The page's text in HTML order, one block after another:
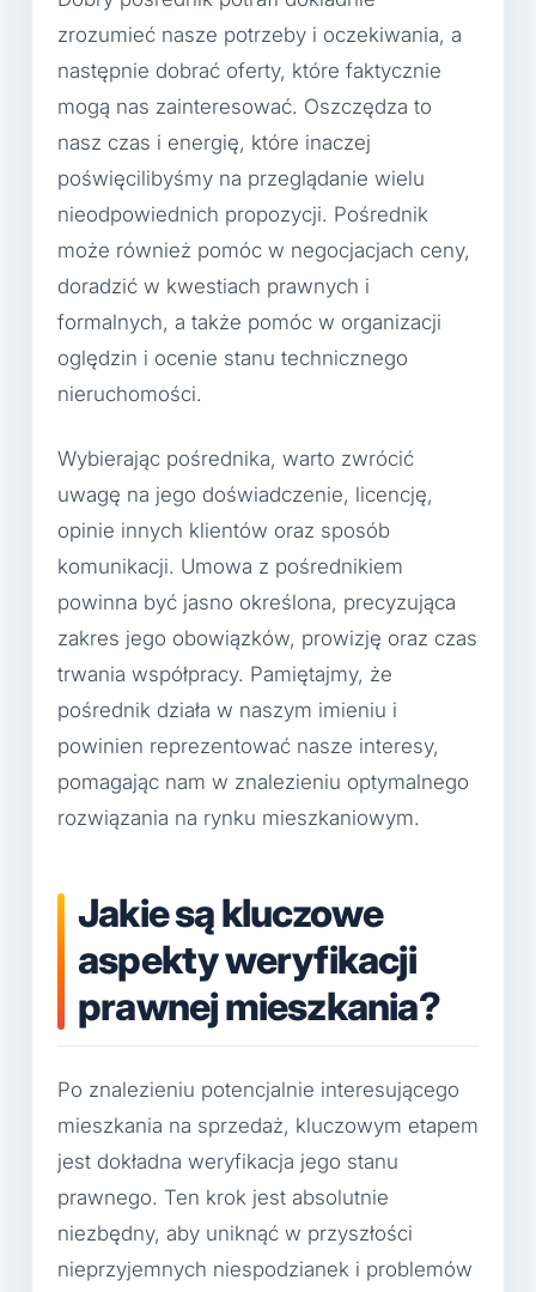
zrozumieć nasze potrzeby i oczekiwania, a
następnie dobrać oferty, które faktycznie
mogą nas zainteresować. Oszczędza to
nasz czas i energię, które inaczej
poświęcilibyśmy na przeglądanie wielu
nieodpowiednich propozycji. Pośrednik
może również pomóc w negocjacjach ceny,
doradzić w kwestiach prawnych i
formalnych, a także pomóc w organizacji
oględzin i ocenie stanu technicznego
nieruchomości.
Wybierając pośrednika, warto zwrócić
uwagę na jego doświadczenie, licencję,
opinie innych klientów oraz sposób
komunikacji. Umowa z pośrednikiem
powinna być jasno określona, precyzująca
zakres jego obowiązków, prowizję oraz czas
trwania współpracy. Pamiętajmy, że
pośrednik działa w naszym imieniu i
powinien reprezentować nasze interesy,
pomagając nam w znalezieniu optymalnego
rozwiązania na rynku mieszkaniowym.
Jakie są kluczowe
aspekty weryfikacji
prawnej mieszkania?
Po znalezieniu potencjalnie interesującego
mieszkania na sprzedaż, kluczowym etapem
jest dokładna weryfikacja jego stanu
prawnego. Ten krok jest absolutnie
niezbędny, aby uniknąć w przyszłości
nieprzyjemnych niespodzianek i problemów